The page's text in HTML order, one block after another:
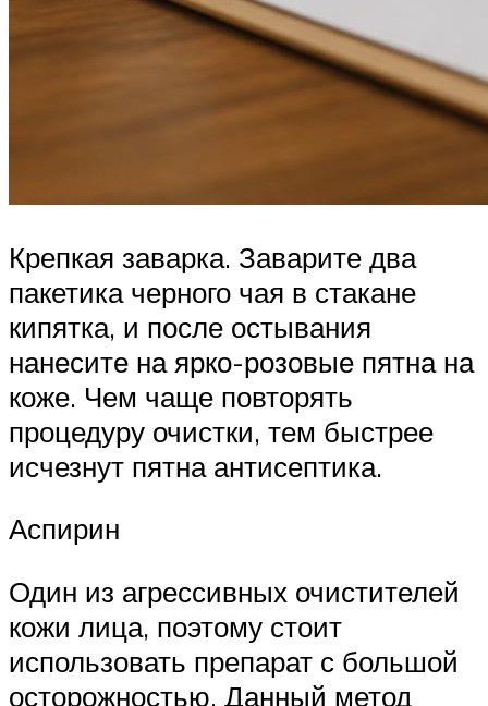
Крепкая заварка. Заварите два
пакетика черного чая в стакане
кипятка, и после остывания
нанесите на ярко-розовые пятна на
коже. Чем чаще повторять
процедуру очистки, тем быстрее
исчезнут пятна антисептика.
Аспирин
Один из агрессивных очистителей
кожи лица, поэтому стоит
использовать препарат с большой
осторожностью. Данный метод